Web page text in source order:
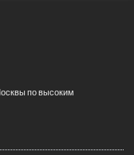
по высоким